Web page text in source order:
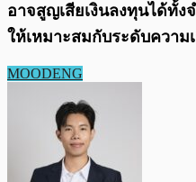
อาจสูญเสียเงินลงทุนได้ทั้
ให้เหมาะสมกับระดับความ
MOODENG